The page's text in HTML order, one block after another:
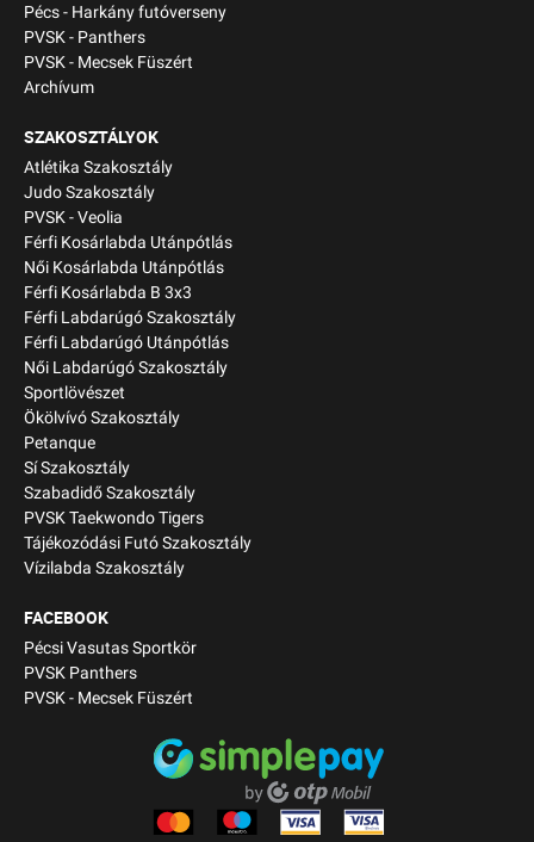
Pécs - Harkány futóverseny
PVSK - Panthers
PVSK - Mecsek Füszért
Archívum
SZAKOSZTÁLYOK
Atlétika Szakosztály
Judo Szakosztály
PVSK - Veolia
Férfi Kosárlabda Utánpótlás
Női Kosárlabda Utánpótlás
Férfi Kosárlabda B 3x3
Férfi Labdarúgó Szakosztály
Férfi Labdarúgó Utánpótlás
Női Labdarúgó Szakosztály
Sportlövészet
Ökölvívó Szakosztály
Petanque
Sí Szakosztály
Szabadidő Szakosztály
PVSK Taekwondo Tigers
Tájékozódási Futó Szakosztály
Vízilabda Szakosztály
FACEBOOK
Pécsi Vasutas Sportkör
PVSK Panthers
PVSK - Mecsek Füszért